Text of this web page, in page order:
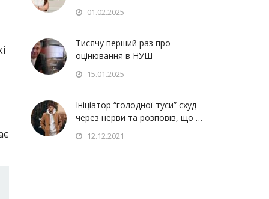
01.02.2025
Тисячу перший раз про
оцінювання в НУШ
15.01.2025
Ініціатор “голодної туси” схуд
через нерви та розповів, що …
12.12.2021